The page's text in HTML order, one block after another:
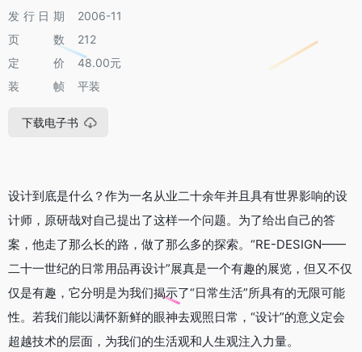
发行日期
2006-11
页数
212
定价
48.00元
装帧
平装
下载电子书
设计到底是什么？作为一名从业二十余年并且具有世界影响的设
计师，原研哉对自己提出了这样一个问题。为了给出自己的答
案，他走了那么长的路，做了那么多的探索。“RE-DESIGN——
二十一世纪的日常用品再设计”展真是一个有趣的展览，但又不仅
仅是有趣，它分明是为我们揭示了“日常生活”所具有的无限可能
性。若我们能以满怀新鲜的眼神去观照日常，“设计”的意义定会
超越技术的层面，为我们的生活观和人生观注入力量。